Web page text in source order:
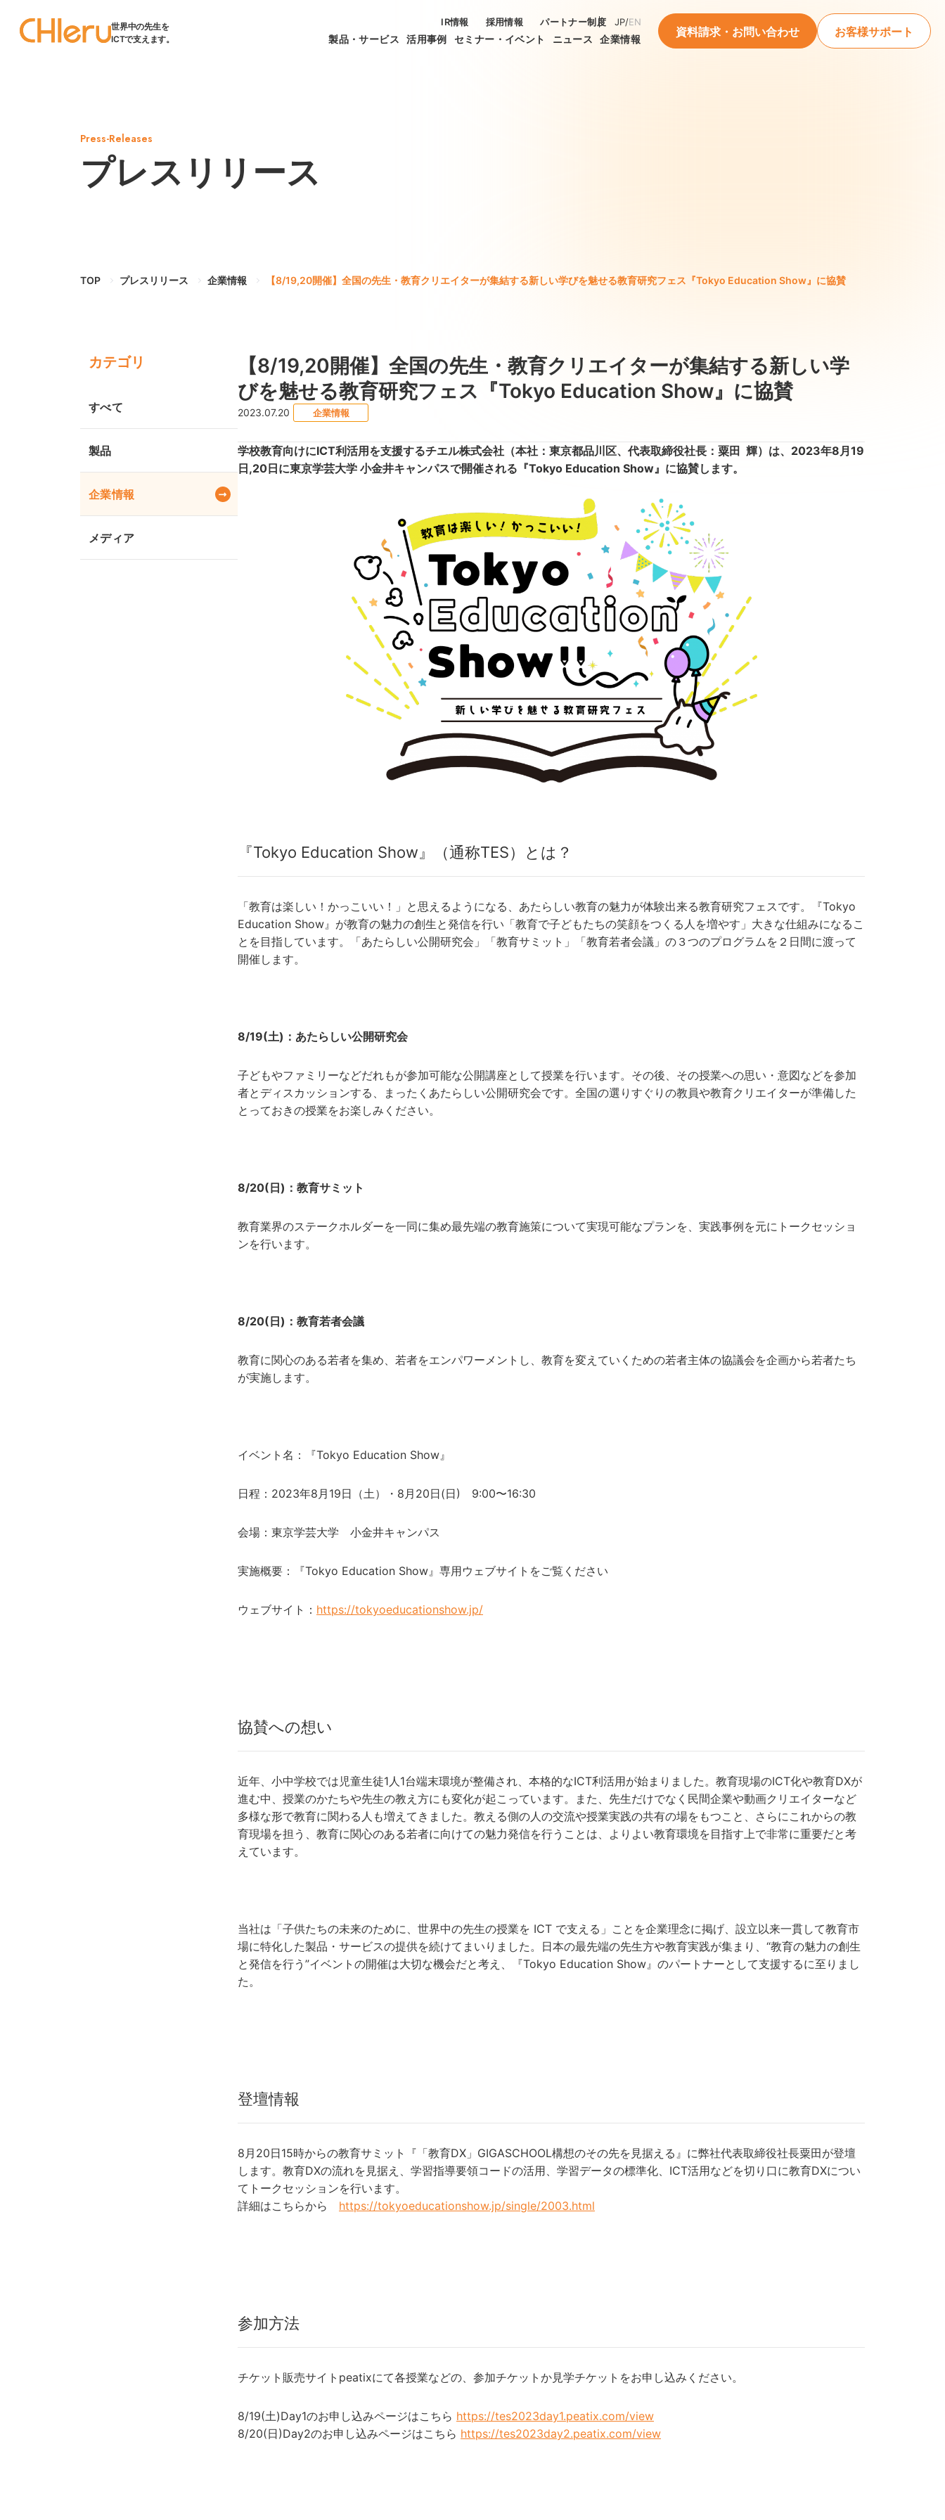
世界中の先生を
ICTで支えます。
製品・サービス 活用事例 セミナー・イベント ニュース 企業情報
IR情報 採用情報 パートナー制度 JP/EN
資料請求・お問い合わせ お客様サポート
Press-Releases
プレスリリース
TOP プレスリリース 企業情報 【8/19,20開催】全国の先生・教育クリエイターが集結する新しい学びを魅せる教育研究フェス『Tokyo Education Show』に協賛
カテゴリ
すべて
製品
企業情報
メディア
【8/19,20開催】全国の先生・教育クリエイターが集結する新しい学
びを魅せる教育研究フェス『Tokyo Education Show』に協賛
2023.07.20 企業情報
学校教育向けにICT利活用を支援するチエル株式会社（本社：東京都品川区、代表取締役社長：粟田 輝）は、2023年8月19
日,20日に東京学芸大学 小金井キャンパスで開催される『Tokyo Education Show』に協賛します。
『Tokyo Education Show』（通称TES）とは？
「教育は楽しい！かっこいい！」と思えるようになる、あたらしい教育の魅力が体験出来る教育研究フェスです。『Tokyo
Education Show』が教育の魅力の創生と発信を行い「教育で子どもたちの笑顔をつくる人を増やす」大きな仕組みになるこ
とを目指しています。
「あたらしい公開研究会」「教育サミット」「教育若者会議」の３つのプログラムを２日間に渡って
開催します。
8/19(土)：あたらしい公開研究会
子どもやファミリーなどだれもが参加可能な公開講座として授業を行います。その後、その授業への思い・意図などを参加
者とディスカッションする、まったくあたらしい公開研究会です。全国の選りすぐりの教員や教育クリエイターが準備した
とっておきの授業をお楽しみください。
8/20(日)：教育サミット
教育業界のステークホルダーを一同に集め最先端の教育施策について実現可能なプランを、実践事例を元にトークセッショ
ンを行います。
8/20(日)：教育若者会議
教育に関心のある若者を集め、若者をエンパワーメントし、教育を変えていくための若者主体の協議会を企画から若者たち
が実施します。
イベント名：『Tokyo Education Show』
日程：2023年8月19日（土）・8月20日(日) 9:00〜16:30
会場：東京学芸大学 小金井キャンパス
実施概要：『Tokyo Education Show』専用ウェブサイトをご覧ください
ウェブサイト： https://tokyoeducationshow.jp/
協賛への想い
近年、小中学校では児童生徒1人1台端末環境が整備され、本格的なICT利活用が始まりました。教育現場のICT化や教育DXが
進む中、授業のかたちや先生の教え方にも変化が起こっています。また、先生だけでなく民間企業や動画クリエイターなど
多様な形で教育に関わる人も増えてきました。教える側の人の交流や授業実践の共有の場をもつこと、さらにこれからの教
育現場を担う、教育に関心のある若者に向けての魅力発信を行うことは、よりよい教育環境を目指す上で非常に重要だと考
えています。
当社は「子供たちの未来のために、世界中の先生の授業を ICT で支える」ことを企業理念に掲げ、設立以来一貫して教育市
場に特化した製品・サービスの提供を続けてまいりました。日本の最先端の先生方や教育実践が集まり、“教育の魅力の創生
と発信を行う”イベントの開催は大切な機会だと考え、『Tokyo Education Show』のパートナーとして支援するに至りまし
た。
登壇情報
8月20日15時からの教育サミット『「教育DX」GIGASCHOOL構想のその先を見据える』に弊社代表取締役社長粟田が登壇
します。教育DXの流れを見据え、学習指導要領コードの活用、学習データの標準化、ICT活用などを切り口に教育DXについ
てトークセッションを行います。
詳細はこちらから https://tokyoeducationshow.jp/single/2003.html
参加方法
チケット販売サイトpeatixにて各授業などの、参加チケットか見学チケットをお申し込みください。
8/19(土)Day1のお申し込みページはこちら https://tes2023day1.peatix.com/view
8/20(日)Day2のお申し込みページはこちら https://tes2023day2.peatix.com/view